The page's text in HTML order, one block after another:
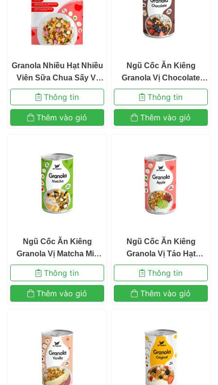
Granola Nhiều Hạt Nhiều
Viên Sữa Chua Sấy Vị
Táo Ngũ Cốc Ăn Kiêng
Befresco 380g
Thông tin
Thêm vào giỏ
Ngũ Cốc Ăn Kiêng
Granola Vị Chocolate
Không Nho Khô Mix Sữa
Chua Sấy Khô Befresco
300g
Thông tin
Thêm vào giỏ
Ngũ Cốc Ăn Kiêng
Granola Vị Matcha Mix
Sữa Chua Sấy Khô
Befresco 300g
Thông tin
Thêm vào giỏ
Ngũ Cốc Ăn Kiêng
Granola Vị Táo Hạt
Macca Mix Sữa Chua Sấy
Khô Befresco 300g
Thông tin
Thêm vào giỏ